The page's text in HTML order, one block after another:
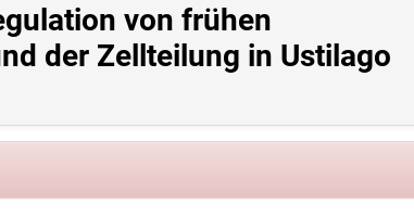
von frühen
der Zellteilung in Ustilago